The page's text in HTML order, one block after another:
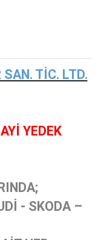
TİC. LTD.
YEDEK
- SKODA –